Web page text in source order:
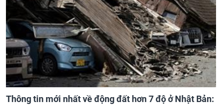
Thông tin mới nhất về động đất hơn 7 độ ở Nhật Bản: